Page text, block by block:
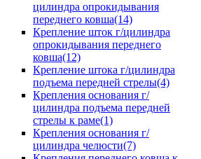
цилиндра опрокидывания
переднего ковша(14)
Крепление шток г/цилиндра
опрокидывания переднего
ковша(12)
Крепление штока г/цилиндра
подъема передней стрелы(4)
Крепления основания г/
цилиндра подъема передней
стрелы к раме(1)
Крепления основания г/
цилиндра челюсти(7)